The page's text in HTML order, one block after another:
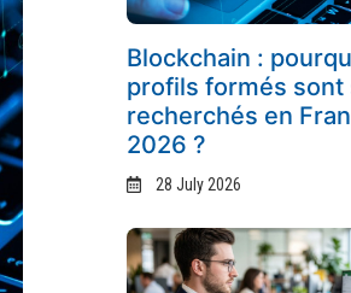
Blockchain :
profils formés sont
recherchés en
2026 ?
28 July 2026